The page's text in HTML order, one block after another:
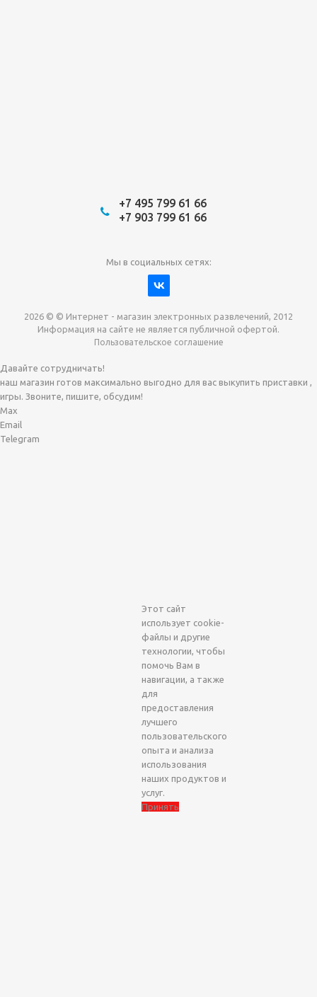
+7 495 799 61 66
+7 903 799 61 66
Мы в социальных сетях:
2026 © © Интернет - магазин электронных развлечений, 2012
Информация на сайте не является публичной офертой.
Пользовательское соглашение
Давайте сотрудничать!
наш магазин готов максимально выгодно для вас выкупить приставки ,
игры. Звоните, пишите, обсудим!
Max
Email
Telegram
Этот сайт
использует cookie-
файлы и другие
технологии, чтобы
помочь Вам в
навигации, а также
для
предоставления
лучшего
пользовательского
опыта и анализа
использования
наших продуктов и
услуг.
Принять